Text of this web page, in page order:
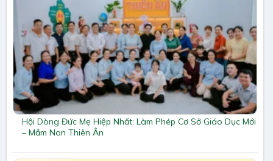
Hội Dòng Đức Mẹ Hiệp Nhất: Làm Phép Cơ Sở Giáo Dục Mới
– Mầm Non Thiên Ân